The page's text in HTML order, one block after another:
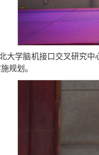
大学脑机接口交叉研究
规划。